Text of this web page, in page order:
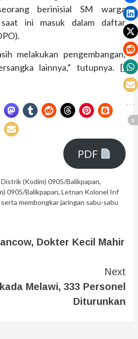
berinisial SM warga
saat ini masuk dalam daftar
melakukan pengembangan,
lainnya,” tutupnya. []
PDF
Distrik (Kodim) 0905/Balikpapan,
0905/Balikpapan, Letnan Kolonel Inf
membongkar jaringan sabu-sabu
Dokter Kecil Mahir
Next
Melawi, 333 Personel
Diturunkan